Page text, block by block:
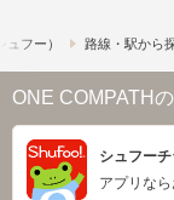
フー） 路線・駅から
ONE COMPATH
シュフー
アプリな